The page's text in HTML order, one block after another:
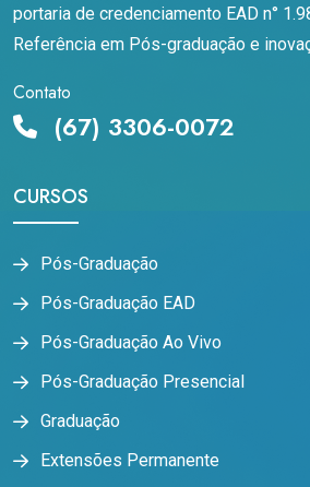
portaria de credenciamento EAD n°
Referência em Pós-graduação e
Contato
(67) 3306-0072
CURSOS
Pós-Graduação
Pós-Graduação EAD
Pós-Graduação Ao Vivo
Pós-Graduação Presencial
Graduação
Extensões Permanente